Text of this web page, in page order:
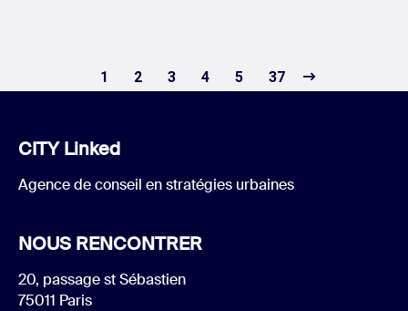
1 2 3 4 5 37
CITY Linked
Agence de conseil en stratégies urbaines
NOUS RENCONTRER
20, passage st Sébastien
75011 Paris